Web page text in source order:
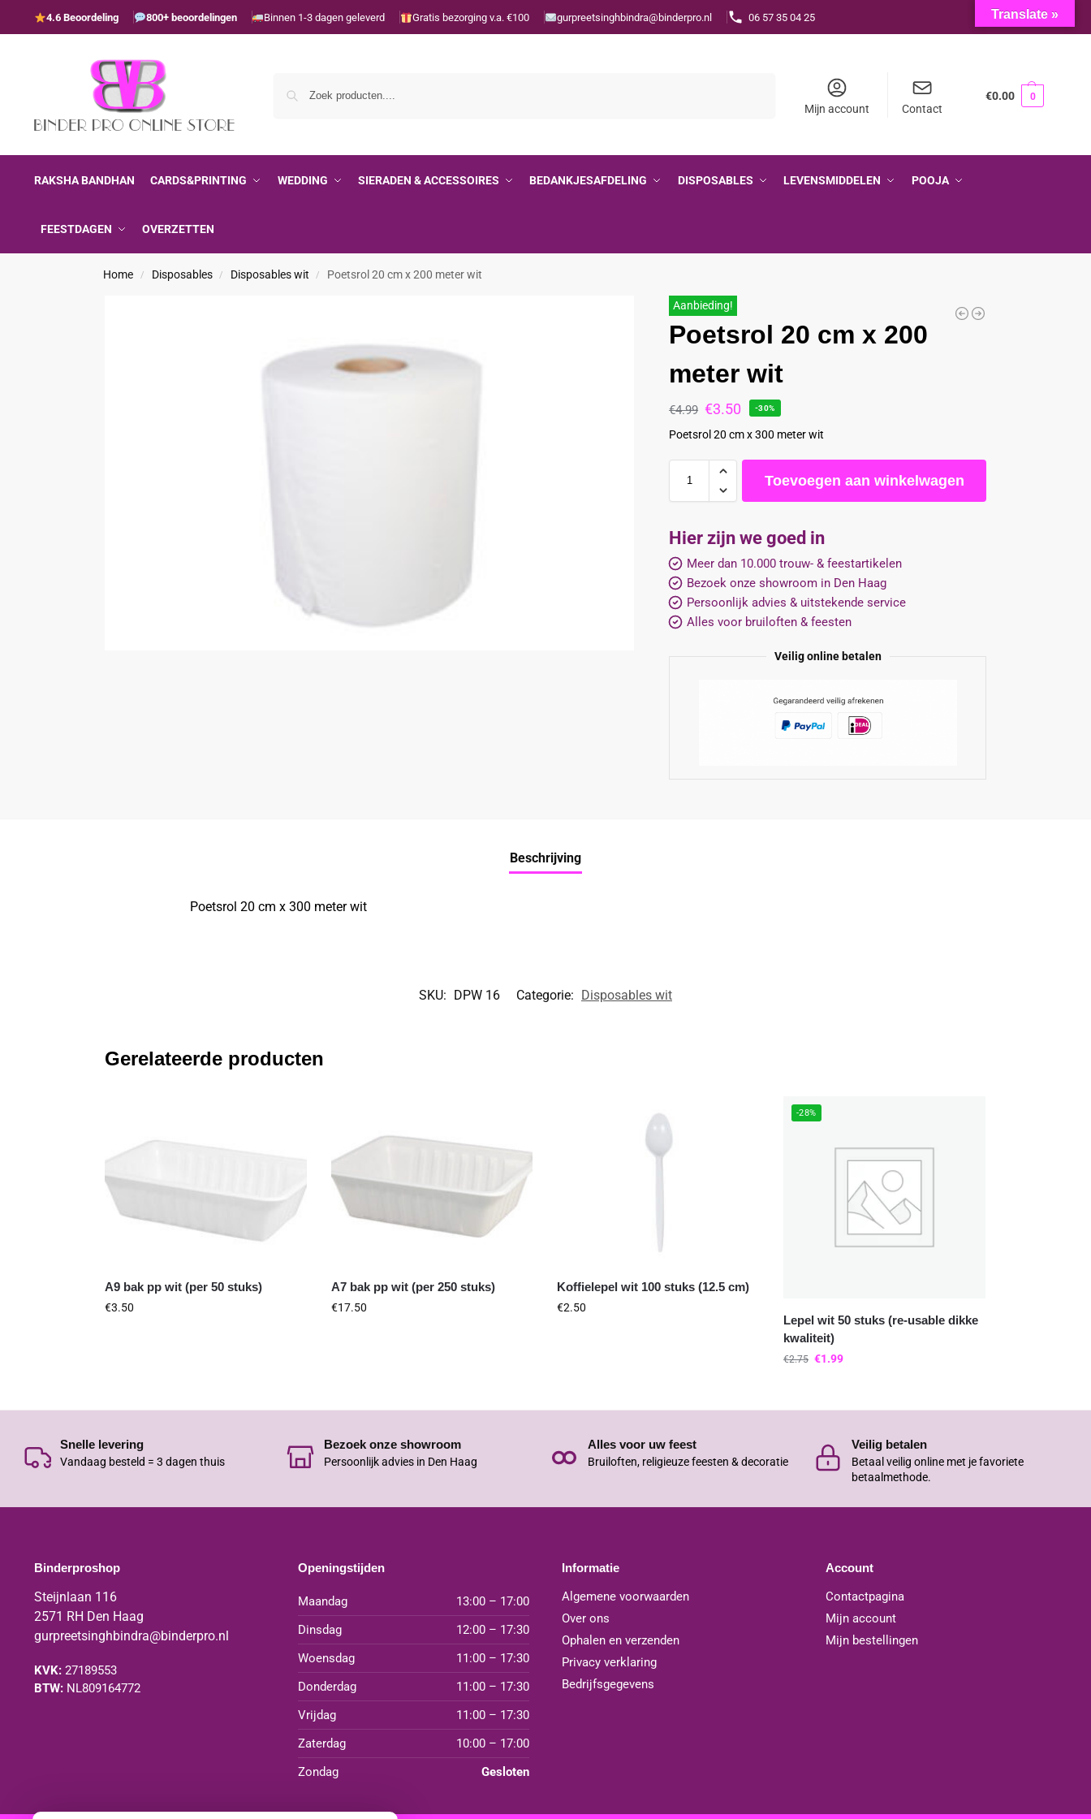
4.6 Beoordeling 800+ beoordelingen Binnen 1-3 dagen geleverd Gratis bezorging v.a. €100 gurpreetsinghbindra@binderpro.nl 06 57 35 04 25
Mijn account Contact
€0.00 0
RAKSHA BANDHAN CARDS&PRINTING WEDDING SIERADEN & ACCESSOIRES BEDANKJESAFDELING DISPOSABLES LEVENSMIDDELEN POOJA
FEESTDAGEN OVERZETTEN
Home / Disposables / Disposables wit / Poetsrol 20 cm x 200 meter wit
Aanbieding!
Poetsrol 20 cm x 200
meter wit
€4.99 €3.50 -30%
Poetsrol 20 cm x 300 meter wit
Toevoegen aan winkelwagen
Hier zijn we goed in
Meer dan 10.000 trouw- & feestartikelen
Bezoek onze showroom in Den Haag
Persoonlijk advies & uitstekende service
Alles voor bruiloften & feesten
Veilig online betalen
Beschrijving
Poetsrol 20 cm x 300 meter wit
SKU: DPW 16 Categorie: Disposables wit
Gerelateerde producten
A9 bak pp wit (per 50 stuks)
€3.50
A7 bak pp wit (per 250 stuks)
€17.50
Koffielepel wit 100 stuks (12.5 cm)
€2.50
-28%
Lepel wit 50 stuks (re-usable dikke
kwaliteit)
€2.75 €1.99
Snelle levering
Vandaag besteld = 3 dagen thuis
Bezoek onze showroom
Persoonlijk advies in Den Haag
Alles voor uw feest
Bruiloften, religieuze feesten & decoratie
Veilig betalen
Betaal veilig online met je favoriete
betaalmethode.
Binderproshop
Steijnlaan 116
2571 RH Den Haag
gurpreetsinghbindra@binderpro.nl
KVK:27189553
BTW:NL809164772
Openingstijden
Maandag
13:00 – 17:00
Dinsdag
12:00 – 17:30
Woensdag
11:00 – 17:30
Donderdag
11:00 – 17:30
Vrijdag
11:00 – 17:30
Zaterdag
10:00 – 17:00
Zondag
Gesloten
Informatie
Algemene voorwaarden
Over ons
Ophalen en verzenden
Privacy verklaring
Bedrijfsgegevens
Account
Contactpagina
Mijn account
Mijn bestellingen
Translate »